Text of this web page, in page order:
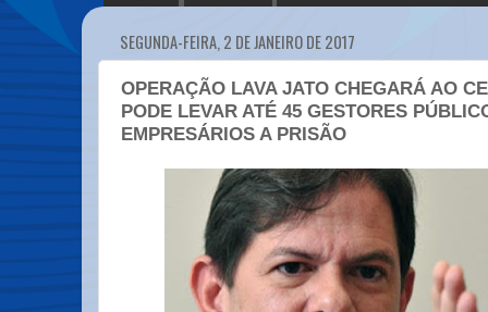
SEGUNDA-FEIRA, 2 DE JANEIRO DE 2017
OPERAÇÃO LAVA JATO CHEGARÁ AO
PODE LEVAR ATÉ 45 GESTORES
EMPRESÁRIOS A PRISÃO